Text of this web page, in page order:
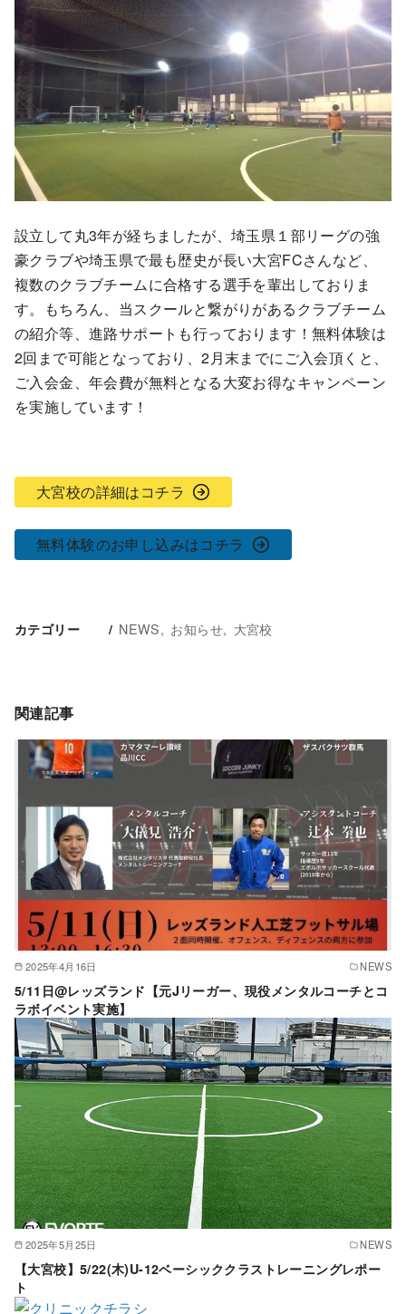
設立して丸3年が経ちましたが、埼玉県１部リーグの強
豪クラブや埼玉県で最も歴史が長い大宮FCさんなど、
複数のクラブチームに合格する選手を輩出しておりま
す。もちろん、当スクールと繋がりがあるクラブチーム
の紹介等、進路サポートも行っております！無料体験は
2回まで可能となっており、2月末までにご入会頂くと、
ご入会金、年会費が無料となる大変お得なキャンペーン
を実施しています！
大宮校の詳細はコチラ
無料体験のお申し込みはコチラ
カテゴリー NEWS お知らせ 大宮校
関連記事
2025年4月16日 NEWS
5/11日@レッズランド【元Jリーガー、現役メンタルコーチとコ
ラボイベント実施】
2025年5月25日 NEWS
【大宮校】5/22(木)U-12ベーシッククラストレーニングレポー
ト